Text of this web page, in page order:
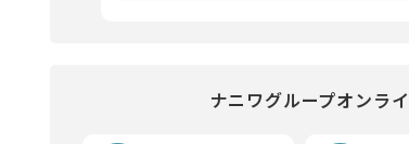
ナニワグループオンラ